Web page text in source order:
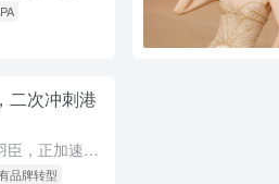
二次冲刺港
近日，被称为“电商代运营第一股”的若羽臣，正加速向自有品牌消费集团转型。公司于4月末向港交所更新招股书，重启上市进程。此前半个月，其刚完成成立以以约4382万美元完成了成立以来最大的一笔海外品牌收购案...
品牌转型